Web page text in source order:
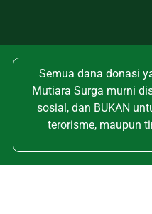
Semua dana donasi
Mutiara Surga murni
sosial, dan BUKAN
terorisme, maupun